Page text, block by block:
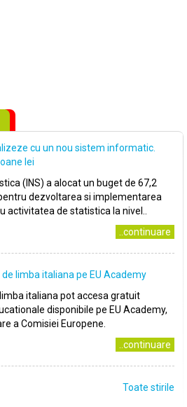
cu un nou sistem informatic.
lei
(INS) a alocat un buget de 67,2
dezvoltarea si implementarea
de statistica la nivel..
..continuare
limba italiana pe EU Academy
italiana pot accesa gratuit
disponibile pe EU Academy,
a Comisiei Europene.
..continuare
Toate stirile